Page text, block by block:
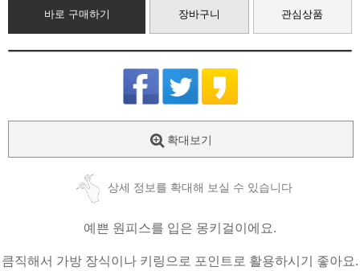
바로 구매하기 장바구니 관심상품
확대보기
상세 정보를 확대해 보실 수 있습니다
예쁜 원피스를 입은 몽키걸이에요.
큼직해서 가방 장식이나 키링으로 포인트로 활용하시기 좋아요.